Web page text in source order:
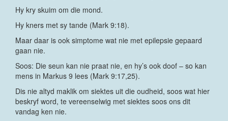
Hy kry skuim om die mond.
Hy kners met sy tande (Mark 9:18).
Maar daar is ook simptome wat nie met epilepsie gepaard
gaan nie.
Soos: Die seun kan nie praat nie, en hy’s ook doof – so kan
mens in Markus 9 lees (Mark 9:17,25).
Dis nie altyd maklik om siektes uit die oudheid, soos wat hier
beskryf word, te vereenselwig met siektes soos ons dit
vandag ken nie.